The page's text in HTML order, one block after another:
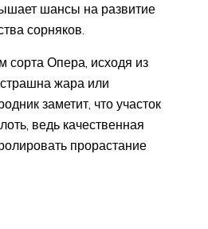
шансы на развитие
сорняков.
сорта Опера, исходя из
жара или
заметит, что участок
ведь качественная
прорастание